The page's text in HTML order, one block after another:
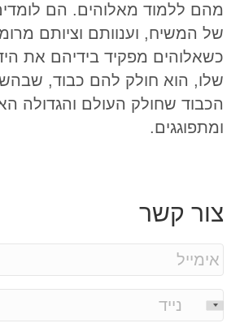
מהם ללמוד מאלוהים. הם
של המשיח, וענוותם וציותם
כשאלוהים מפקיד בידיהם את
שלו, הוא חולק להם כבוד,
הכבוד שחולק העולם והגדולה
ומתפוגגים.
צור קשר